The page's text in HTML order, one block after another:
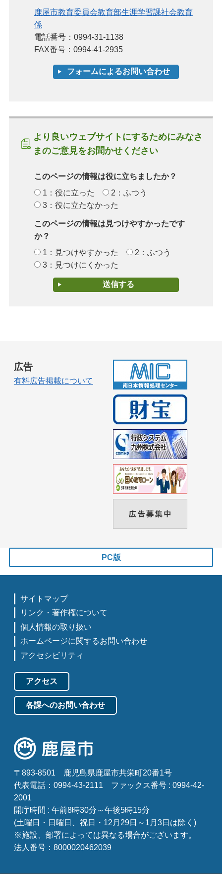
鹿屋市教育委員会教育部生涯学習課社会教育
係
電話番号：0994-31-1138
FAX番号：0994-41-2935
より良いウェブサイトにするためにみなさ
まのご意見をお聞かせください
このページの情報は役に立ちましたか？
1：役に立った
2：ふつう
3：役に立たなかった
このページの情報は見つけやすかったです
か？
1：見つけやすかった
2：ふつう
3：見つけにくかった
広告
有料広告掲載について
PC版
サイトマップ
リンク・著作権について
個人情報の取り扱い
ホームページに関するお問い合わせ
アクセシビリティ
アクセス
各課へのお問い合わせ
〒893-8501
鹿児島県鹿屋市共栄町20番1号
代表電話：0994-43-2111
ファックス番号 : 0994-42-
2001
開庁時間 : 午前8時30分～午後5時15分
(土曜日・日曜日、祝日・12月29日～1月3日は除く)
※施設、部署によっては異なる場合がございます。
法人番号：8000020462039